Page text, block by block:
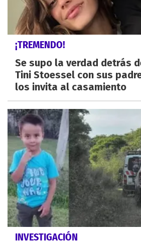
¡TREMENDO!
Se supo la verdad detrás
Tini Stoessel con sus
los invita al casamiento
INVESTIGACIÓN